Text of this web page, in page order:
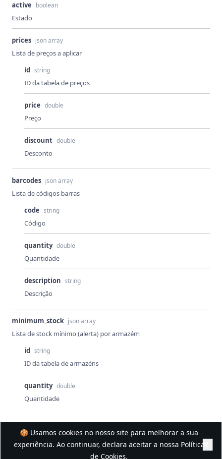
active boolean
Estado
prices json array
Lista de preços a aplicar
id string
ID da tabela de preços
price double
Preço
discount double
Desconto
barcodes json array
Lista de códigos barras
code string
Código
quantity double
Quantidade
description string
Descrição
minimum_stock json array
Lista de stock mínimo (alerta) por armazém
id string
ID da tabela de armazéns
quantity double
Quantidade
Artigos - Criar Artigos - Eliminar
🍪 Usamos cookies no nosso site para melhorar a sua
experiência. Ao continuar, declara aceitar a nossa Política
de Cookies.